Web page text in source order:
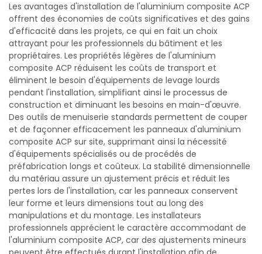
Les avantages d'installation de l'aluminium composite ACP
offrent des économies de coûts significatives et des gains
d'efficacité dans les projets, ce qui en fait un choix
attrayant pour les professionnels du bâtiment et les
propriétaires. Les propriétés légères de l'aluminium
composite ACP réduisent les coûts de transport et
éliminent le besoin d'équipements de levage lourds
pendant l'installation, simplifiant ainsi le processus de
construction et diminuant les besoins en main-d'œuvre.
Des outils de menuiserie standards permettent de couper
et de façonner efficacement les panneaux d'aluminium
composite ACP sur site, supprimant ainsi la nécessité
d'équipements spécialisés ou de procédés de
préfabrication longs et coûteux. La stabilité dimensionnelle
du matériau assure un ajustement précis et réduit les
pertes lors de l'installation, car les panneaux conservent
leur forme et leurs dimensions tout au long des
manipulations et du montage. Les installateurs
professionnels apprécient le caractère accommodant de
l'aluminium composite ACP, car des ajustements mineurs